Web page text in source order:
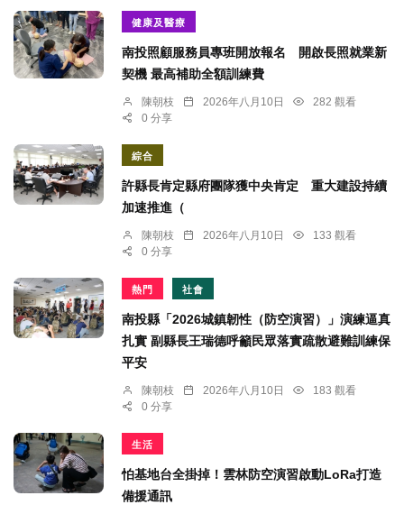
健康及醫療
南投照顧服務員專班開放報名 開啟長照就業新
契機 最高補助全額訓練費
陳朝枝 2026年八月10日
282 觀看
0 分享
綜合
許縣長肯定縣府團隊獲中央肯定 重大建設持續
加速推進（
陳朝枝 2026年八月10日
133 觀看
0 分享
熱門 社會
南投縣「2026城鎮韌性（防空演習）」演練逼真
扎實 副縣長王瑞德呼籲民眾落實疏散避難訓練保
平安
陳朝枝 2026年八月10日
183 觀看
0 分享
生活
怕基地台全掛掉！雲林防空演習啟動LoRa打造
備援通訊